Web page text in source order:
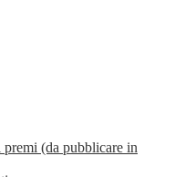
(da pubblicare in